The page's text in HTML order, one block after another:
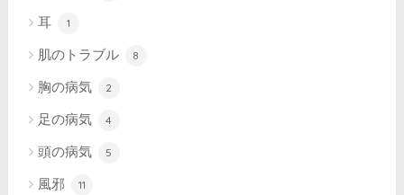
耳 1
肌のトラブル 8
胸の病気 2
足の病気 4
頭の病気 5
風邪 11